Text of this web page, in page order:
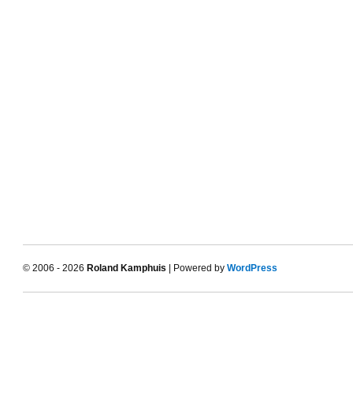
© 2006 - 2026 Roland Kamphuis | Powered by WordPress